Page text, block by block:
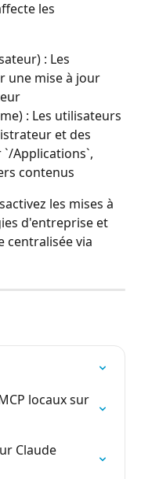
les
: Les
une mise à jour
: Les utilisateurs
et des
Applications`,
contenus
les mises à
d'entreprise et
centralisée via
locaux sur
Claude